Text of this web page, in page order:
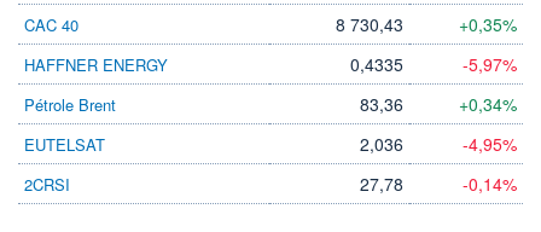
CAC 40 8 730,43 +0,35%
HAFFNER ENERGY 0,4335 -5,97%
Pétrole Brent 83,36 +0,34%
EUTELSAT 2,036 -4,95%
2CRSI 27,78 -0,14%